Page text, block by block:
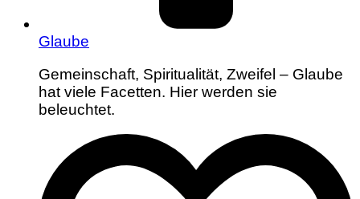
Glaube
Gemeinschaft, Spiritualität, Zweifel – Glaube
hat viele Facetten. Hier werden sie
beleuchtet.